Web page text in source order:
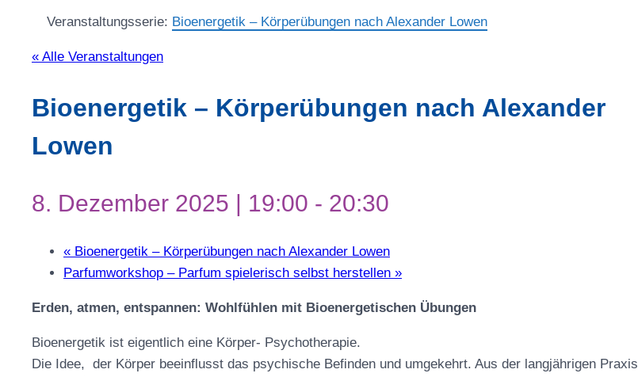
Veranstaltungsserie: Bioenergetik – Körperübungen nach Alexander Lowen
« Alle Veranstaltungen
Bioenergetik – Körperübungen nach Alexander
Lowen
8. Dezember 2025 | 19:00 - 20:30
« Bioenergetik – Körperübungen nach Alexander Lowen
Parfumworkshop – Parfum spielerisch selbst herstellen »
Erden, atmen, entspannen: Wohlfühlen mit Bioenergetischen Übungen
Bioenergetik ist eigentlich eine Körper- Psychotherapie.
Die Idee, der Körper beeinflusst das psychische Befinden und umgekehrt. Aus der langjährigen Praxis